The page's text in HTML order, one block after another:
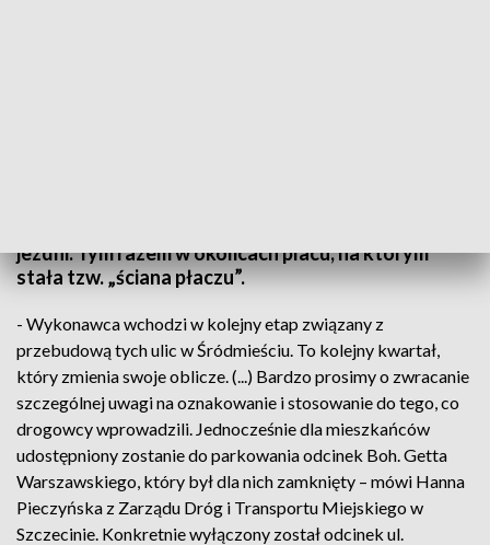
jezdni. Tym razem w okolicach placu, na którym
stała tzw. „ściana płaczu”.
- Wykonawca wchodzi w kolejny etap związany z
przebudową tych ulic w Śródmieściu. To kolejny kwartał,
który zmienia swoje oblicze. (...) Bardzo prosimy o zwracanie
szczególnej uwagi na oznakowanie i stosowanie do tego, co
drogowcy wprowadzili. Jednocześnie dla mieszkańców
udostępniony zostanie do parkowania odcinek Boh. Getta
Warszawskiego, który był dla nich zamknięty – mówi Hanna
Pieczyńska z Zarządu Dróg i Transportu Miejskiego w
Szczecinie. Konkretnie wyłączony został odcinek ul.